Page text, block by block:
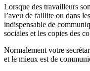
Lorsque des travailleurs
l’aveu de faillite ou dans
indispensable de
sociales et les copies des
Normalement votre
et le mieux est de